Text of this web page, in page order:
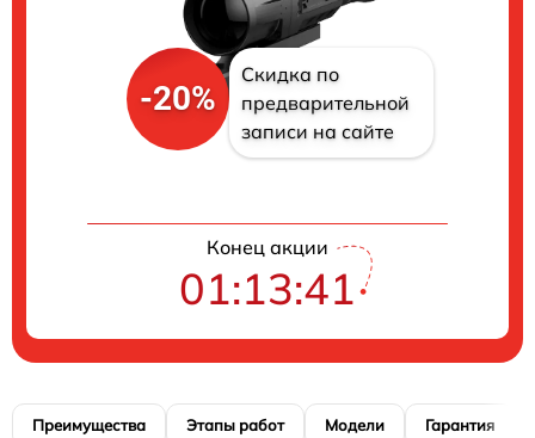
-20%
Скидка по
предварительной
записи на сайте
Конец акции
01:13:40
Преимущества Этапы работ Модели Гарантия